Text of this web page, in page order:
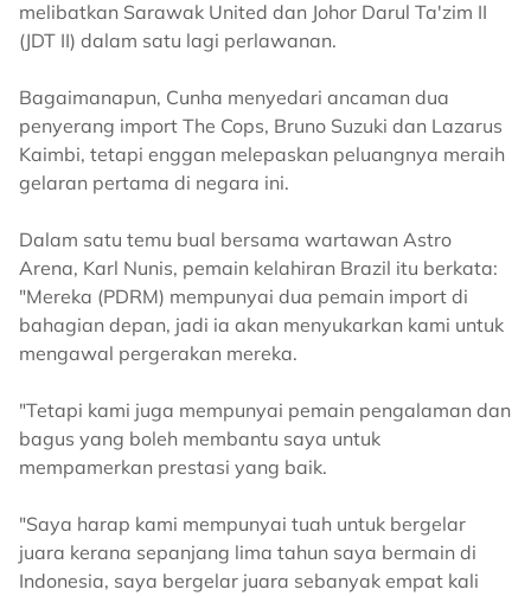
melibatkan Sarawak United dan Johor Darul Ta'zim II
(JDT II) dalam satu lagi perlawanan.
Bagaimanapun, Cunha menyedari ancaman dua
penyerang import The Cops, Bruno Suzuki dan Lazarus
Kaimbi, tetapi enggan melepaskan peluangnya meraih
gelaran pertama di negara ini.
Dalam satu temu bual bersama wartawan Astro
Arena, Karl Nunis, pemain kelahiran Brazil itu berkata:
"Mereka (PDRM) mempunyai dua pemain import di
bahagian depan, jadi ia akan menyukarkan kami untuk
mengawal pergerakan mereka.
"Tetapi kami juga mempunyai pemain pengalaman dan
bagus yang boleh membantu saya untuk
mempamerkan prestasi yang baik.
"Saya harap kami mempunyai tuah untuk bergelar
juara kerana sepanjang lima tahun saya bermain di
Indonesia, saya bergelar juara sebanyak empat kali